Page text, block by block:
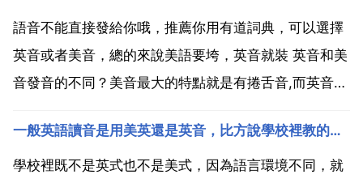
wader 注意watt...
語音不能直接發給你哦，推薦你用有道詞典，可以選擇
英音或者美音，總的來說美語要垮，英音就裝 英音和美
音發音的不同？美音最大的特點就是有捲舌音,而英音沒
我覺得啊 最大的就是那個r的發音 就同兒化音似的 還有
就是美音好華麗啊 嘴巴可以做很誇張 說得好像嘴...
一般英語讀音是用美英還是英音，比方說學校裡教的是哪種音調
學校裡既不是英式也不是美式，因為語言環境不同，就